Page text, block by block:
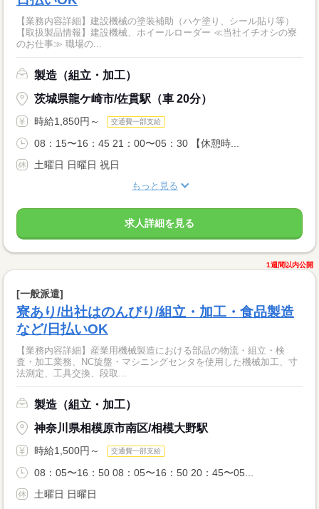
【業務内容詳細】建設機械の塗装補助（ハケ塗り、シール貼り等）
【取扱製品情報】建設機械、ホイールローダー ≪当社イチオシの寮
のお仕事≫ 職場の...
製造（組立・加工）
茨城県龍ケ崎市/佐貫駅（車 20分）
時給1,850円～ 交通費一部支給
08：15〜16：45 21：00〜05：30 【休憩時...
土曜日 日曜日 祝日
もっと見る
求人詳細を見る
1週間以内公開
[一般派遣]
寮あり/出社はのんびり/組立・加工・食品製造
など/日払いOK
【業務内容詳細】産業用機械製造における部品の物流・組立・検
査・加工業務、NC旋盤・マシニングセンタを使用した機械加工、寸
法測定、工具交換、段取...
製造（組立・加工）
神奈川県相模原市南区/相模大野駅
時給1,500円～ 交通費一部支給
08：05〜16：50 08：05〜16：50 20：45〜05...
土曜日 日曜日